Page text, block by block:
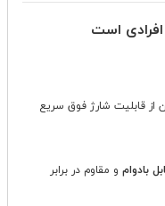
است
قابلیت شارژ فوق سریع
بادوام و مقاوم در برابر